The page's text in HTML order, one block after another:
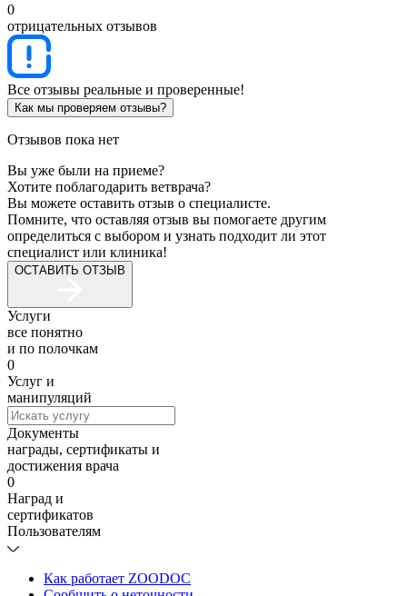
0
отрицательных отзывов
Все отзывы реальные и проверенные!
Как мы проверяем отзывы?
Отзывов пока нет
Вы уже были на приеме?
Хотите поблагодарить ветврача?
Вы можете оставить отзыв о специалисте.
Помните, что оставляя отзыв вы помогаете другим
определиться с выбором и узнать подходит ли этот
специалист или клиника!
ОСТАВИТЬ ОТЗЫВ
Услуги
все понятно
и по полочкам
0
Услуг и
манипуляций
Документы
награды, сертификаты и
достижения врача
0
Наград и
сертификатов
Пользователям
Как работает ZOODOC